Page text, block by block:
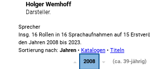
Holger Wemhoff
Darsteller.
Sprecher
Insg. 16 Rollen in 16 Sprachaufnahmen auf 15
den Jahren 2008 bis 2023.
Sortierung nach: Jahren• Katalogen• Titeln
2008
(ca. 39-jährig)